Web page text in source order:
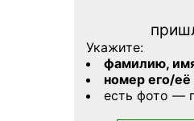
Укажите:
фамилию,
номер его/
есть фото —